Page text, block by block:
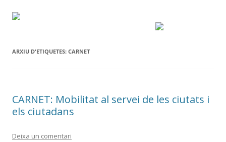
ARXIU D'ETIQUETES: CARNET
CARNET: Mobilitat al servei de les ciutats i
els ciutadans
Deixa un comentari